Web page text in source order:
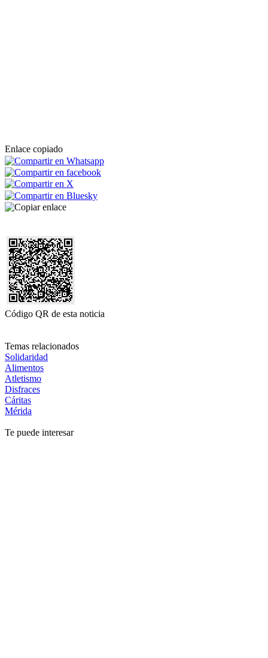
Enlace copiado
Código QR de esta noticia
Temas relacionados
Solidaridad
Alimentos
Atletismo
Disfraces
Cáritas
Mérida
Te puede interesar